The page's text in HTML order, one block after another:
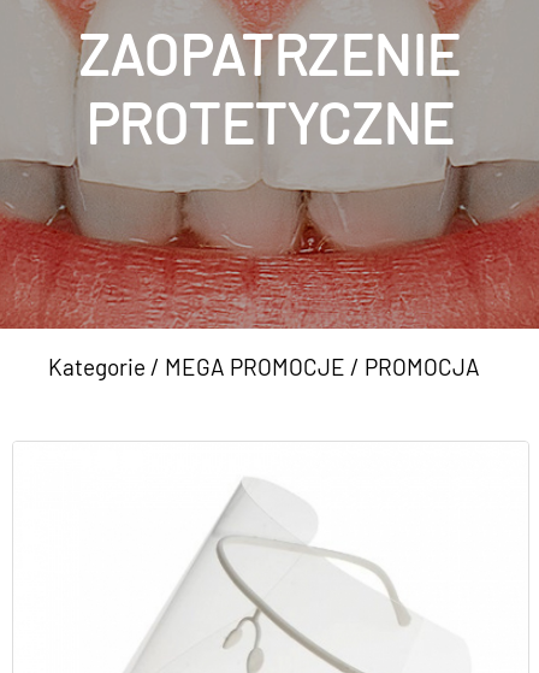
ZAOPATRZENIE
PROTETYCZNE
Kategorie / MEGA PROMOCJE / PROMOCJA